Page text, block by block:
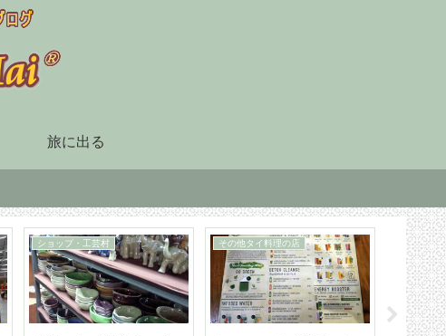
旅に出る
90日レポート タイ暮らしのビザ